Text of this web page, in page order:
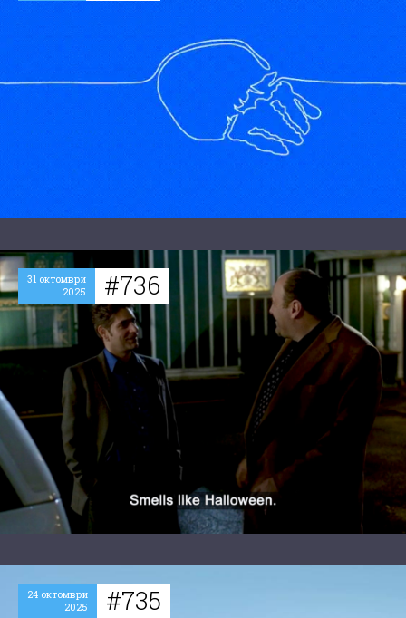
31 октомври
2025
#736
24 октомври
2025
#735